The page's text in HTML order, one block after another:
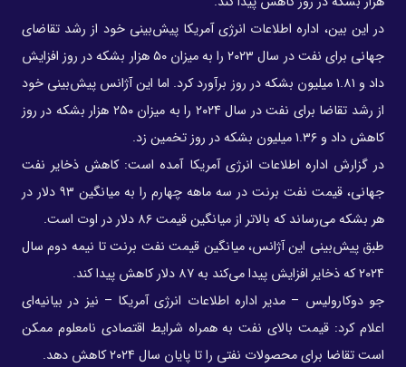
در این بین، اداره اطلاعات انرژی آمریکا پیش‌بینی خود از رشد تقاضای
جهانی برای نفت در سال ۲۰۲۳ را به میزان ۵۰ هزار بشکه در روز افزایش
داد و ۱.۸۱ میلیون بشکه در روز برآورد کرد. اما این آژانس پیش‌بینی خود
از رشد تقاضا برای نفت در سال ۲۰۲۴ را به میزان ۲۵۰ هزار بشکه در روز
کاهش داد و ۱.۳۶ میلیون بشکه در روز تخمین زد.
در گزارش اداره اطلاعات انرژی آمریکا آمده است: کاهش ذخایر نفت
جهانی، قیمت نفت برنت در سه ماهه چهارم را به میانگین ۹۳ دلار در
هر بشکه می‌رساند که بالاتر از میانگین قیمت ۸۶ دلار در اوت است.
طبق پیش‌بینی این آژانس، میانگین قیمت نفت برنت تا نیمه دوم سال
۲۰۲۴ که ذخایر افزایش پیدا می‌کند به ۸۷ دلار کاهش پیدا کند.
جو دوکارولیس – مدیر اداره اطلاعات انرژی آمریکا – نیز در بیانیه‌ای
اعلام کرد: قیمت بالای نفت به همراه شرایط اقتصادی نامعلوم ممکن
است تقاضا برای محصولات نفتی را تا پایان سال ۲۰۲۴ کاهش دهد.